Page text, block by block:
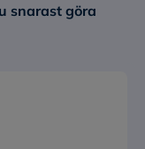
snarast göra